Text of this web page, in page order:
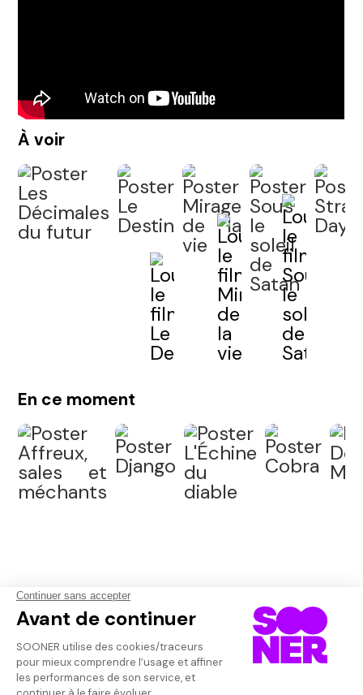
À voir
En ce moment